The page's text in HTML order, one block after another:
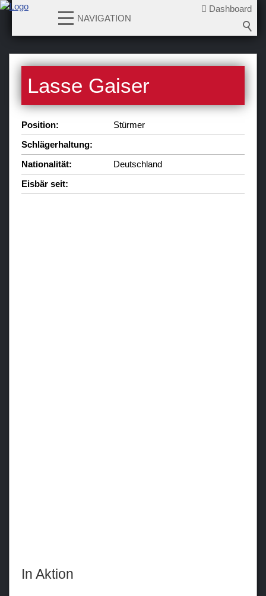
Dashboard
NAVIGATION
News
Teams
Verein
Sponsoren / Partner
Fanzone
Lasse Gaiser
Position:
Stürmer
Schlägerhaltung:
Nationalität:
Deutschland
Eisbär seit:
In Aktion